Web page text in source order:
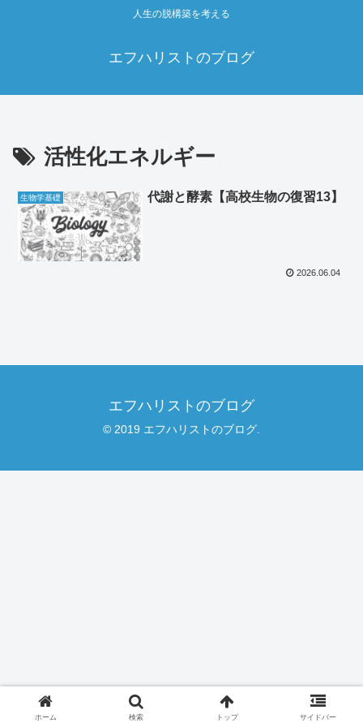
人生の脱構築を考える
エフハリストのブログ
活性化エネルギー
生物学基礎 代謝と酵素【高校生物の復習13】
2026.06.04
エフハリストのブログ
© 2019 エフハリストのブログ.
ホーム 検索 トップ サイドバー